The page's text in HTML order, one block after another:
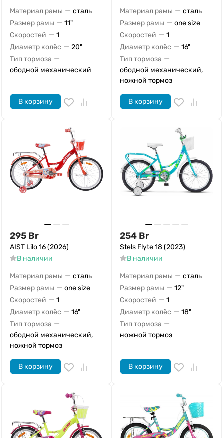
Материал рамы — сталь
Размер рамы — 11"
Скоростей — 1
Диаметр колёс — 20"
Тип тормоза —
ободной механический
В корзину
Материал рамы — сталь
Размер рамы — one size
Скоростей — 1
Диаметр колёс — 16"
Тип тормоза —
ободной механический,
ножной тормоз
В корзину
295 Br
AIST Lilo 16 (2026)
В наличии
Материал рамы — сталь
Размер рамы — one size
Скоростей — 1
Диаметр колёс — 16"
Тип тормоза —
ободной механический,
ножной тормоз
В корзину
254 Br
Stels Flyte 18 (2023)
В наличии
Материал рамы — сталь
Размер рамы — 12"
Скоростей — 1
Диаметр колёс — 18"
Тип тормоза —
ножной тормоз
В корзину